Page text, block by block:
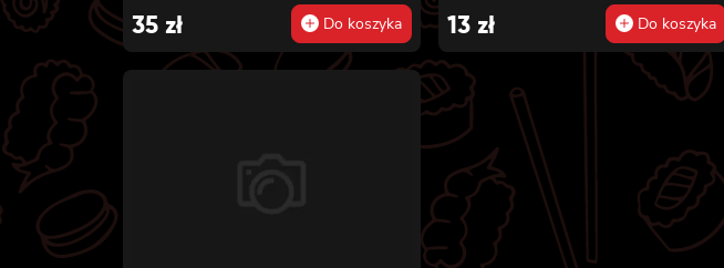
35 zł Do koszyka 13 zł Do koszyka